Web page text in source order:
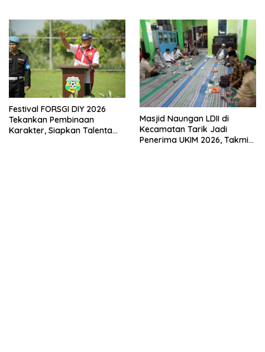
Festival FORSGI DIY 2026
Tekankan Pembinaan
Karakter, Siapkan Talenta
Masjid Naungan LDII di
Kecamatan Tarik Jadi
Penerima UKIM 2026, Takmir